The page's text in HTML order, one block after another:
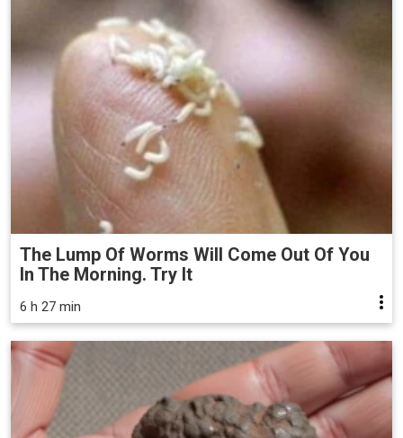
The Lump Of Worms Will Come Out Of You
In The Morning. Try It
6 h 27 min